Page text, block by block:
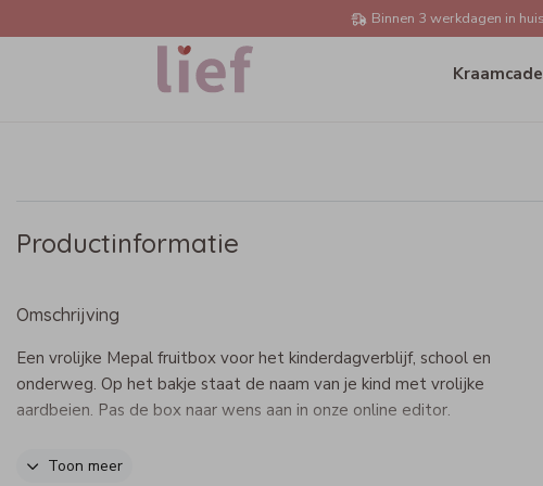
Binnen 3 werkdagen in huis
Productinformatie
Omschrijving
Een vrolijke Mepal fruitbox voor het kinderdagverblijf, school en
onderweg. Op het bakje staat de naam van je kind met vrolijke
aardbeien. Pas de box naar wens aan in onze online editor.
Specificaties Mepal fruitbox
Toon meer